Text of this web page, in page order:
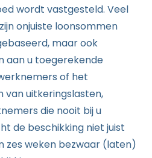
wordt vastgesteld. Veel
onjuiste loonsommen
maar ook
aan u toegerekende
of het
uitkeringslasten,
die nooit bij u
de beschikking niet juist
zes weken bezwaar (laten)